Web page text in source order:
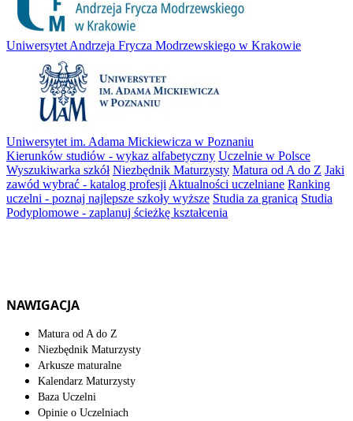
Uniwersytet Andrzeja Frycza Modrzewskiego w Krakowie
Uniwersytet im. Adama Mickiewicza w Poznaniu
Kierunków studiów - wykaz alfabetyczny Uczelnie w Polsce
Wyszukiwarka szkół Niezbędnik Maturzysty Matura od A do Z Jaki
zawód wybrać - katalog profesjiAktualności uczelniane Ranking
uczelni - poznaj najlepsze szkoły wyższe Studia za granicą Studia
Podyplomowe - zaplanuj ścieżkę kształcenia
NAWIGACJA
Matura od A do Z
Niezbędnik Maturzysty
Arkusze maturalne
Kalendarz Maturzysty
Baza Uczelni
Opinie o Uczelniach